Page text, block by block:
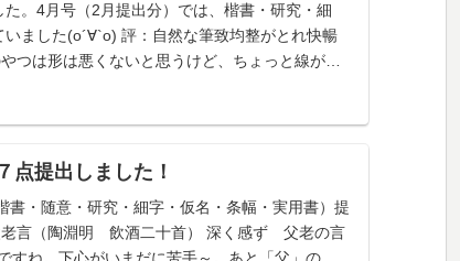
。4月号（2月提出分）では、楷書・研究・細
ました(о´∀`о) 評：自然な筆致均整がとれ快暢
つは形は悪くないと思うけど、ちょっと線が細
点提出しました！
書・随意・研究・細字・仮名・条幅・実用書）提
老言（陶淵明 飲酒二十首） 深く感ず 父老の言